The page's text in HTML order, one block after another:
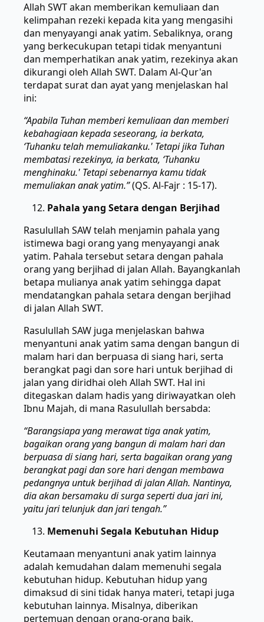
Allah SWT akan memberikan kemuliaan dan
kelimpahan rezeki kepada kita yang mengasihi
dan menyayangi anak yatim. Sebaliknya, orang
yang berkecukupan tetapi tidak menyantuni
dan memperhatikan anak yatim, rezekinya akan
dikurangi oleh Allah SWT. Dalam Al-Qur'an
terdapat surat dan ayat yang menjelaskan hal
ini:
“Apabila Tuhan memberi kemuliaan dan memberi
kebahagiaan kepada seseorang, ia berkata,
‘Tuhanku telah memuliakanku.' Tetapi jika Tuhan
membatasi rezekinya, ia berkata, ‘Tuhanku
menghinaku.' Tetapi sebenarnya kamu tidak
memuliakan anak yatim.”(QS. Al-Fajr : 15-17).
Pahala yang Setara dengan Berjihad
Rasulullah SAW telah menjamin pahala yang
istimewa bagi orang yang menyayangi anak
yatim. Pahala tersebut setara dengan pahala
orang yang berjihad di jalan Allah. Bayangkanlah
betapa mulianya anak yatim sehingga dapat
mendatangkan pahala setara dengan berjihad
di jalan Allah SWT.
Rasulullah SAW juga menjelaskan bahwa
menyantuni anak yatim sama dengan bangun di
malam hari dan berpuasa di siang hari, serta
berangkat pagi dan sore hari untuk berjihad di
jalan yang diridhai oleh Allah SWT. Hal ini
ditegaskan dalam hadis yang diriwayatkan oleh
Ibnu Majah, di mana Rasulullah bersabda:
“Barangsiapa yang merawat tiga anak yatim,
bagaikan orang yang bangun di malam hari dan
berpuasa di siang hari, serta bagaikan orang yang
berangkat pagi dan sore hari dengan membawa
pedangnya untuk berjihad di jalan Allah. Nantinya,
dia akan bersamaku di surga seperti dua jari ini,
yaitu jari telunjuk dan jari tengah.”
Memenuhi Segala Kebutuhan Hidup
Keutamaan menyantuni anak yatim lainnya
adalah kemudahan dalam memenuhi segala
kebutuhan hidup. Kebutuhan hidup yang
dimaksud di sini tidak hanya materi, tetapi juga
kebutuhan lainnya. Misalnya, diberikan
pertemuan dengan orang-orang baik,